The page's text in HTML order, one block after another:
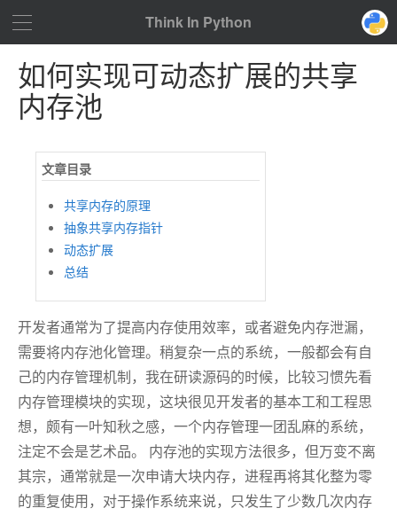
Think In Python
如何实现可动态扩展的共享
内存池
共享内存的原理
抽象共享内存指针
动态扩展
总结
开发者通常为了提高内存使用效率，或者避免内存泄漏，
需要将内存池化管理。稍复杂一点的系统，一般都会有自
己的内存管理机制，我在研读源码的时候，比较习惯先看
内存管理模块的实现，这块很见开发者的基本工和工程思
想，颇有一叶知秋之感，一个内存管理一团乱麻的系统，
注定不会是艺术品。 内存池的实现方法很多，但万变不离
其宗，通常就是一次申请大块内存，进程再将其化整为零
的重复使用，对于操作系统来说，只发生了少数几次内存